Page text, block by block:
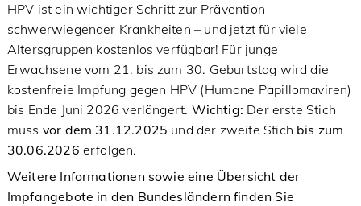
HPV ist ein wichtiger Schritt zur Prävention
schwerwiegender Krankheiten – und jetzt für viele
Altersgruppen kostenlos verfügbar! Für junge
Erwachsene vom 21. bis zum 30. Geburtstag wird die
kostenfreie Impfung gegen HPV (Humane Papillomaviren)
bis Ende Juni 2026 verlängert. Wichtig: Der erste Stich
muss vor dem 31.12.2025 und der zweite Stich bis zum
30.06.2026 erfolgen.
Weitere Informationen sowie eine Übersicht der
Impfangebote in den Bundesländern finden Sie